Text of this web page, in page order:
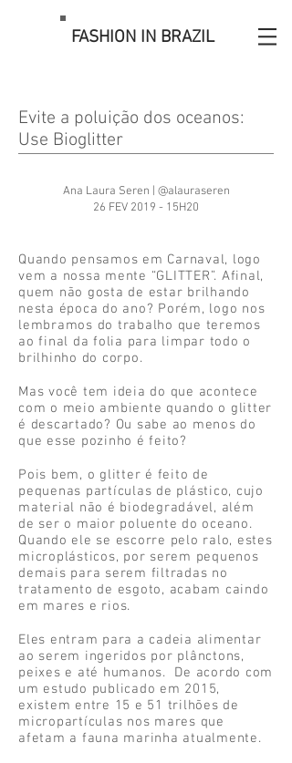
FASHION IN BRAZIL
Evite a poluição dos oceanos:
Use Bioglitter
Ana Laura Seren | @alauraseren
26 FEV 2019 - 15H20
Quando pensamos em Carnaval, logo
vem a nossa mente “GLITTER”. Afinal,
quem não gosta de estar brilhando
nesta época do ano? Porém, logo nos
lembramos do trabalho que teremos
ao final da folia para limpar todo o
brilhinho do corpo.
Mas você tem ideia do que acontece
com o meio ambiente quando o glitter
é descartado? Ou sabe ao menos do
que esse pozinho é feito?
Pois bem, o glitter é feito de
pequenas partículas de plástico, cujo
material não é biodegradável, além
de ser o maior poluente do oceano.
Quando ele se escorre pelo ralo, estes
microplásticos, por serem pequenos
demais para serem filtradas no
tratamento de esgoto, acabam caindo
em mares e rios.
Eles entram para a cadeia alimentar
ao serem ingeridos por plânctons,
peixes e até humanos. De acordo com
um estudo publicado em 2015,
existem entre 15 e 51 trilhões de
micropartículas nos mares que
afetam a fauna marinha atualmente.